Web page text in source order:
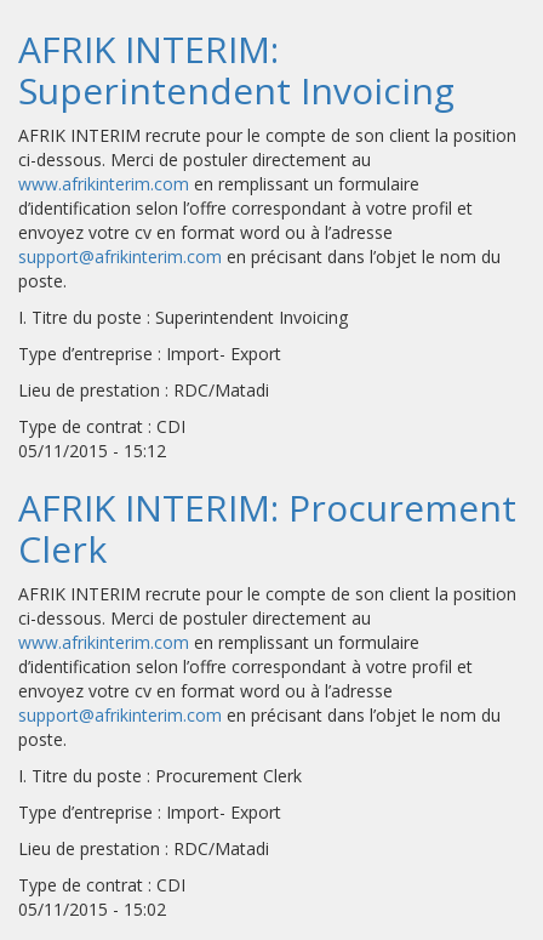
AFRIK INTERIM:
Superintendent Invoicing
AFRIK INTERIM recrute pour le compte de son client la position
ci-dessous. Merci de postuler directement au
www.afrikinterim.com en remplissant un formulaire
d’identification selon l’offre correspondant à votre profil et
envoyez votre cv en format word ou à l’adresse
support@afrikinterim.com en précisant dans l’objet le nom du
poste.
I. Titre du poste : Superintendent Invoicing
Type d’entreprise : Import- Export
Lieu de prestation : RDC/Matadi
Type de contrat : CDI
05/11/2015 - 15:12
AFRIK INTERIM: Procurement
Clerk
AFRIK INTERIM recrute pour le compte de son client la position
ci-dessous. Merci de postuler directement au
www.afrikinterim.com en remplissant un formulaire
d’identification selon l’offre correspondant à votre profil et
envoyez votre cv en format word ou à l’adresse
support@afrikinterim.com en précisant dans l’objet le nom du
poste.
I. Titre du poste : Procurement Clerk
Type d’entreprise : Import- Export
Lieu de prestation : RDC/Matadi
Type de contrat : CDI
05/11/2015 - 15:02